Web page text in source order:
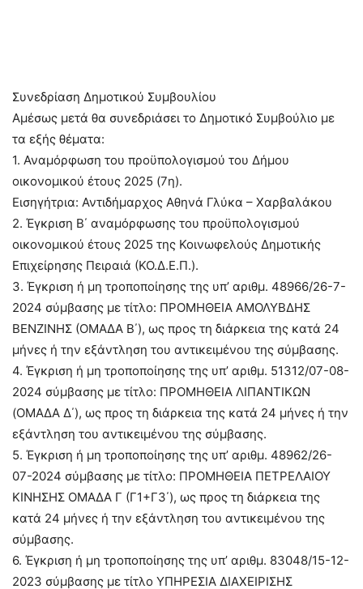
Συνεδρίαση Δημοτικού Συμβουλίου
Αμέσως μετά θα συνεδριάσει το Δημοτικό Συμβούλιο με
τα εξής θέματα:
1. Αναμόρφωση του προϋπολογισμού του Δήμου
οικονομικού έτους 2025 (7η).
Εισηγήτρια: Αντιδήμαρχος Αθηνά Γλύκα – Χαρβαλάκου
2. Έγκριση Β΄ αναμόρφωσης του προϋπολογισμού
οικονομικού έτους 2025 της Κοινωφελούς Δημοτικής
Επιχείρησης Πειραιά (ΚΟ.Δ.Ε.Π.).
3. Έγκριση ή μη τροποποίησης της υπ’ αριθμ. 48966/26-7-
2024 σύμβασης με τίτλο: ΠΡΟΜΗΘΕΙΑ ΑΜΟΛΥΒΔΗΣ
ΒΕΝΖΙΝΗΣ (ΟΜΑΔΑ Β΄), ως προς τη διάρκεια της κατά 24
μήνες ή την εξάντληση του αντικειμένου της σύμβασης.
4. Έγκριση ή μη τροποποίησης της υπ’ αριθμ. 51312/07-08-
2024 σύμβασης με τίτλο: ΠΡΟΜΗΘΕΙΑ ΛΙΠΑΝΤΙΚΩΝ
(ΟΜΑΔΑ Δ΄), ως προς τη διάρκεια της κατά 24 μήνες ή την
εξάντληση του αντικειμένου της σύμβασης.
5. Έγκριση ή μη τροποποίησης της υπ’ αριθμ. 48962/26-
07-2024 σύμβασης με τίτλο: ΠΡΟΜΗΘΕΙΑ ΠΕΤΡΕΛΑΙΟΥ
ΚΙΝΗΣΗΣ ΟΜΑΔΑ Γ (Γ1+Γ3΄), ως προς τη διάρκεια της
κατά 24 μήνες ή την εξάντληση του αντικειμένου της
σύμβασης.
6. Έγκριση ή μη τροποποίησης της υπ’ αριθμ. 83048/15-12-
2023 σύμβασης με τίτλο ΥΠΗΡΕΣΙΑ ΔΙΑΧΕΙΡΙΣΗΣ